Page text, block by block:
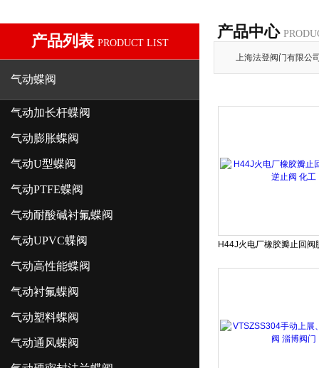
产品列表 PRODUCT LIST
气动蝶阀
气动加长杆蝶阀
气动膨胀蝶阀
气动U型蝶阀
气动PTFE蝶阀
气动耐酸碱衬氟蝶阀
气动UPVC蝶阀
气动高性能蝶阀
气动衬氟蝶阀
气动塑料蝶阀
气动通风蝶阀
产品中心
上海法登阀门有限公